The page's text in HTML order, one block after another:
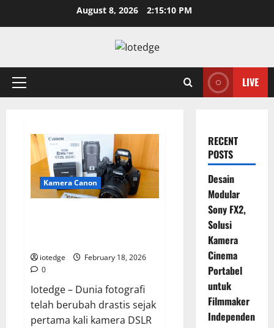
August 8, 2026 2:15:10 PM
Primary
LIVE
Kamera Canon
iotedge
February 18, 2026
0
Iotedge – Dunia fotografi
telah berubah drastis sejak
pertama kali kamera DSLR
RECENT
POSTS
Desain
Modular
Sony FX2,
Solusi
Kamera
Cinema
Portabel
untuk
Filmmaker
Independen